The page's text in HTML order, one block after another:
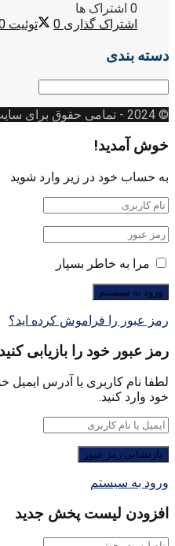
0 اشتراک ها
اشتراک گذاری 0 توئیت
دسته بندی
© 2024
- تمامی حقوق برای
خوش آمدید!
به حساب خود در زیر وارد شوید
مرا به خاطر بسپار
رمز عبور را فراموش کرده اید؟
رمز عبور خود را بازیابی کنید
لطفا نام کاربری یا آدرس ایمیل
خود وارد کنید.
ورود به سیستم
افزودن لیست پخش جدید